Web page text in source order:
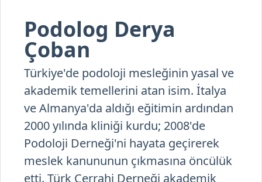
Çoban
Türkiye'de podoloji mesleğinin yasal ve
akademik temellerini atan isim. İtalya
ve Almanya'da aldığı eğitimin ardından
2000 yılında kliniği kurdu; 2008'de
Podoloji Derneği'ni hayata geçirerek
meslek kanununun çıkmasına öncülük
etti. Türk Cerrahi Derneği akademik
yayınına bölüm yazan tek podolog.